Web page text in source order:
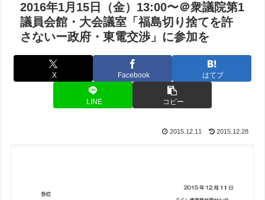
2016年1月15日（金）13:00〜＠衆議院第1
議員会館・大会議室「福島切り捨てを許
さないー政府・東電交渉」に参加を
X Facebook はてブ
LINE コピー
2015.12.11 2015.12.28